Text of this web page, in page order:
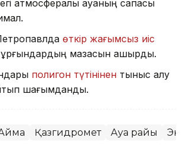
атмосфералық ауаның сапасы
өткір жағымсыз иіс
мазасын қашырды.
полигон түтінінен тыныс алу
шағымданды.
Қазгидромет Ауа райы